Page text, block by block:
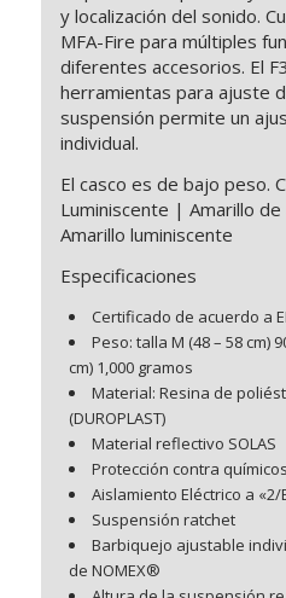
y localización del sonido.
MFA-Fire para múltiples
diferentes accesorios. El
herramientas para ajuste
suspensión permite un
individual.
El casco es de bajo peso.
Luminiscente | Amarillo
Amarillo luminiscente
Especificaciones
Certificado de acuerdo a
Peso: talla M (48 – 58 cm)
cm) 1,000 gramos
Material: Resina de
(DUROPLAST)
Material reflectivo SOLAS
Protección contra
Aislamiento Eléctrico a «2/
Suspensión ratchet
Barbiquejo ajustable
de NOMEX®